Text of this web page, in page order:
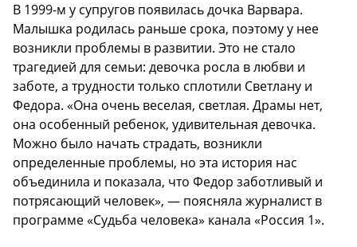
В 1999-м у супругов появилась дочка Варвара.
Малышка родилась раньше срока, поэтому у нее
возникли проблемы в развитии. Это не стало
трагедией для семьи: девочка росла в любви и
заботе, а трудности только сплотили Светлану и
Федора. «Она очень веселая, светлая. Драмы нет,
она особенный ребенок, удивительная девочка.
Можно было начать страдать, возникли
определенные проблемы, но эта история нас
объединила и показала, что Федор заботливый и
потрясающий человек», — поясняла журналист в
программе «Судьба человека» канала «Россия 1».